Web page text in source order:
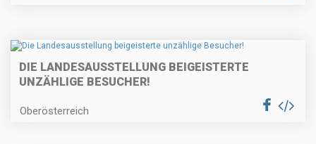
DIE LANDESAUSSTELLUNG BEIGEISTERTE
UNZÄHLIGE BESUCHER!
Oberösterreich